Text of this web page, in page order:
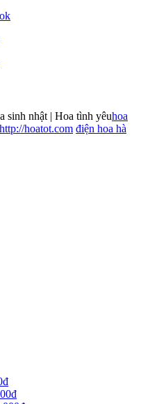
sinh nhật | Hoa tình yêuhoa
http://hoatot.com điện hoa hà